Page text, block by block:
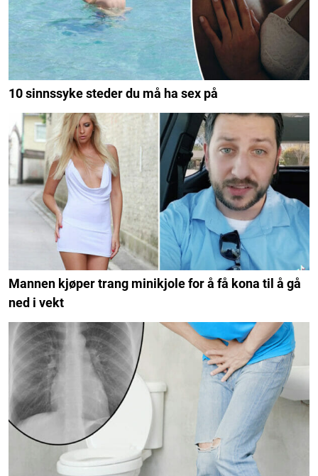
10 sinnssyke steder du må ha sex på
Mannen kjøper trang minikjole for å få kona til å gå
ned i vekt